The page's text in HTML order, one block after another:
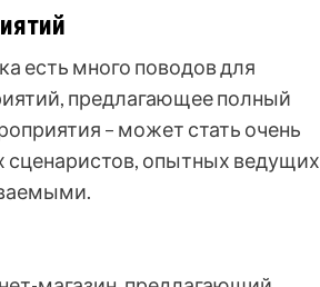
есть много поводов для
предлагающее полный
– может стать очень
опытных ведущих